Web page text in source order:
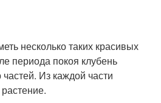
несколько таких красивых
периода покоя клубень
частей. Из каждой части